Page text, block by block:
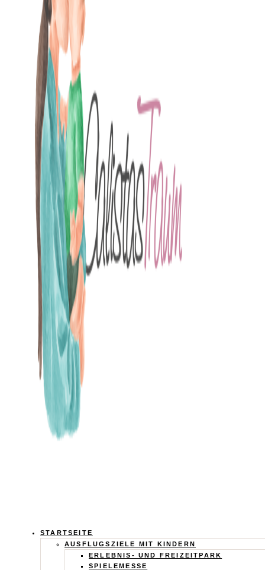
Calistas
Traum
STARTSEITE
AUSFLUGSZIELE MIT KINDERN
ERLEBNIS- UND FREIZEITPARK
SPIELEMESSE